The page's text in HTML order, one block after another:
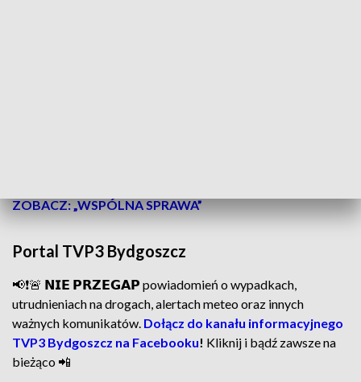
ZOBACZ: „WSPÓLNA SPRAWA”
Portal TVP3 Bydgoszcz
📢❗🚨 𝗡𝗜𝗘 𝗣𝗥𝗭𝗘𝗚𝗔𝗣 powiadomień o wypadkach,
utrudnieniach na drogach, alertach meteo oraz innych
ważnych komunikatów. Dołącz do kanału informacyjnego
TVP3 Bydgoszcz na Facebooku! Kliknij i bądź zawsze na
bieżąco 📲